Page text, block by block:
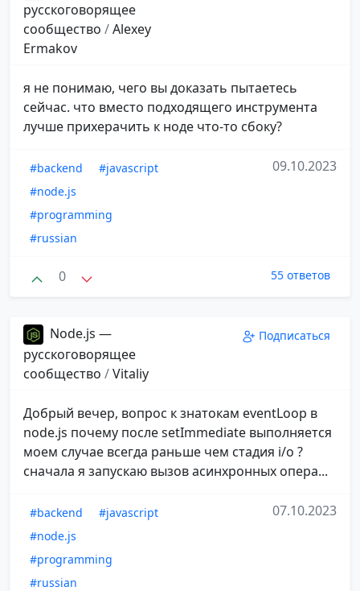
русскоговорящее
сообщество /Alexey
Ermakov
я не понимаю, чего вы доказать пытаетесь
сейчас. что вместо подходящего инструмента
лучше прихерачить к ноде что-то сбоку?
#backend
#javascript
#node.js
#programming
#russian
09.10.2023
0 55 ответов
Node.js —
русскоговорящее
сообщество /Vitaliy
Подписаться
Добрый вечер, вопрос к знатокам eventLoop в
node.js почему после setImmediate выполняется
моем случае всегда раньше чем стадия i/o ?
сначала я запускаю вызов асинхронных опера...
#backend
#javascript
#node.js
#programming
#russian
07.10.2023